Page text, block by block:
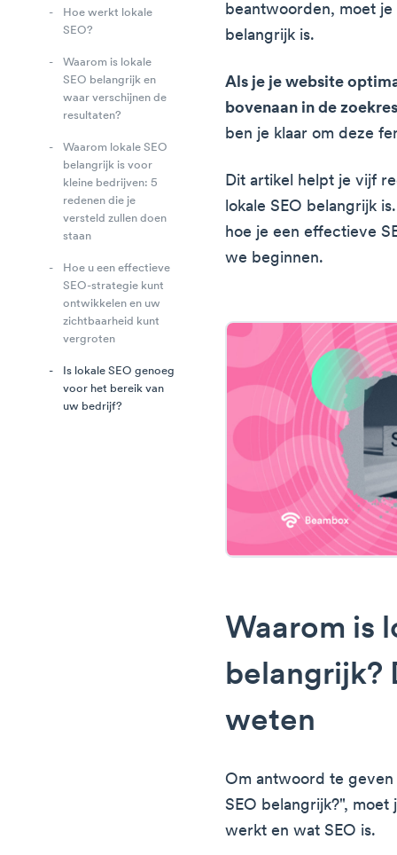
Hoe werkt lokale
SEO?
Waarom is lokale
SEO belangrijk en
waar verschijnen de
resultaten?
Waarom lokale SEO
belangrijk is voor
kleine bedrijven: 5
redenen die je
versteld zullen doen
staan
Hoe u een effectieve
SEO-strategie kunt
ontwikkelen en uw
zichtbaarheid kunt
vergroten
Is lokale SEO genoeg
voor het bereik van
uw bedrijf?
beantwoorden, moet
belangrijk is.
Als je je website
bovenaan in de
ben je klaar om deze
Dit artikel helpt je vijf
lokale SEO belangrijk
hoe je een effectieve
we beginnen.
Waarom is
belangrijk?
weten
Om antwoord te geven
SEO belangrijk?",
werkt en wat SEO is.